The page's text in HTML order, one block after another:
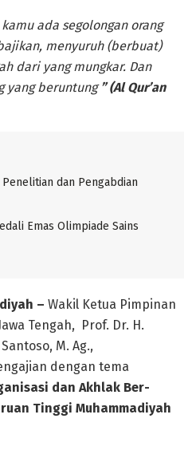
ada segolongan orang
menyuruh (berbuat)
dari yang mungkar. Dan
yang beruntung” (Al Qur’an
dan Pengabdian
Emas Olimpiade Sains
– Wakil Ketua Pimpinan
Tengah, Prof. Dr. H.
M. Ag.,
dengan tema
dan Akhlak Ber-
Tinggi Muhammadiyah